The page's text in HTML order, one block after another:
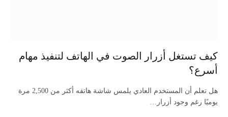
كيف تستغل أزرار الصوت في الهاتف لتنفيذ مهام
أسرع؟
هل تعلم أن المستخدم العادي يلمس شاشة هاتفه أكثر من 2,500 مرة
يوميًا رغم وجود أزرار…